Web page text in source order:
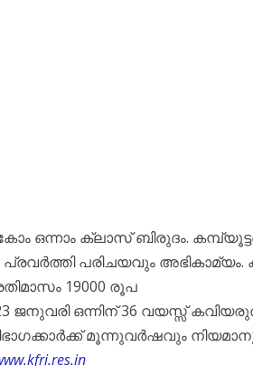
ഒന്നാം ക്ലാസ് ബിരുദം.
പരിചയവും അഭികാമ്യം.
19000 രൂപ
ജനുവരി ഒന്നിന് 36 വയസ്സ്
വിഭാഗക്കാർക്ക് മൂന്നുവർഷവും